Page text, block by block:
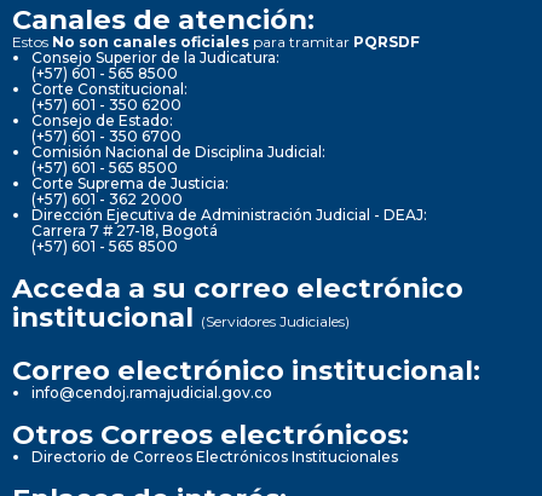
Canales de atención:
Estos No son canales oficiales para tramitar PQRSDF
Consejo Superior de la Judicatura:
(+57) 601 - 565 8500
Corte Constitucional:
(+57) 601 - 350 6200
Consejo de Estado:
(+57) 601 - 350 6700
Comisión Nacional de Disciplina Judicial:
(+57) 601 - 565 8500
Corte Suprema de Justicia:
(+57) 601 - 362 2000
Dirección Ejecutiva de Administración Judicial - DEAJ:
Carrera 7 # 27-18, Bogotá
(+57) 601 - 565 8500
Acceda a su correo electrónico
institucional (Servidores Judiciales)
Correo electrónico institucional:
info@cendoj.ramajudicial.gov.co
Otros Correos electrónicos:
Directorio de Correos Electrónicos Institucionales